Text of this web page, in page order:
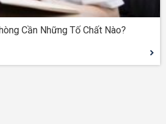
Cần Những Tố Chất Nào?